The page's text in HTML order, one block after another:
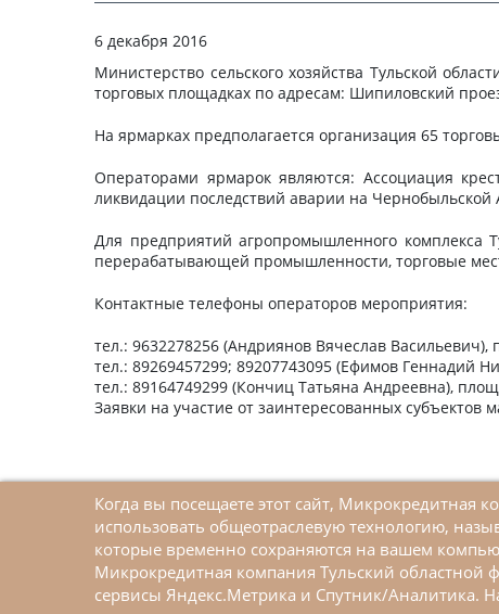
6 декабря 2016
Министерство сельского хозяйства Тульской
торговых площадках по адресам: Шипиловский
На ярмарках предполагается организация 65
Операторами ярмарок являются: Ассоциация
ликвидации последствий аварии на
Для предприятий агропромышленного комплекса
перерабатывающей промышленности, торговые
Контактные телефоны операторов мероприятия:
тел.: 9632278256 (Андриянов Вячеслав
тел.: 89269457299; 89207743095 (Ефимов Геннадий
тел.: 89164749299 (Кончиц Татьяна Андреевна),
Заявки на участие от заинтересованных
Меры поддержки малого и среднего
предпринимательства в рамках
Когда вы посещаете этот сайт, Микрокредитная
использовать общеотраслевую технологию,
которые временно сохраняются на вашем
Микрокредитная компания Тульский областной
сервисы Яндекс.Метрика и Спутник/Аналитика.